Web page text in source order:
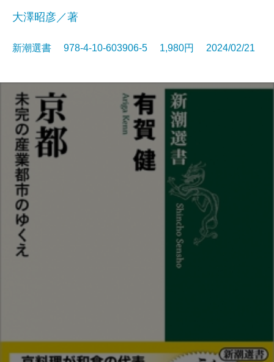
大澤昭彦／著
新潮選書 978-4-10-603906-5 1,980円 2024/02/21